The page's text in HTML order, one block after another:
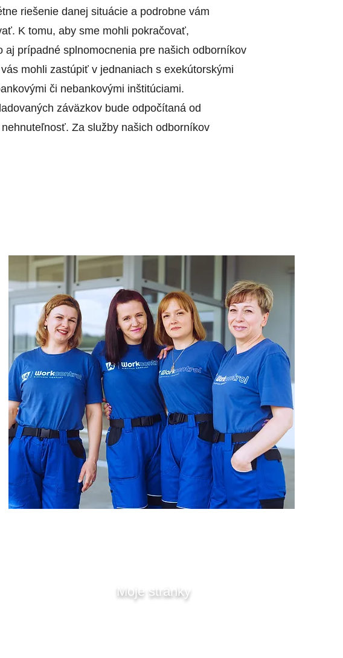
riešenie danej situácie a podrobne vám
K tomu, aby sme mohli pokračovať,
aj prípadné splnomocnenia pre našich odborníkov
mohli zastúpiť v jednaniach s exekútorskými
či nebankovými inštitúciami.
záväzkov bude odpočítaná od
Za služby našich odborníkov
Moje stránky